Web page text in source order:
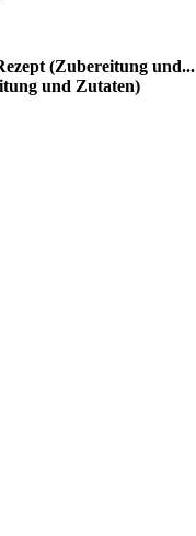
(Zubereitung und...
und Zutaten)